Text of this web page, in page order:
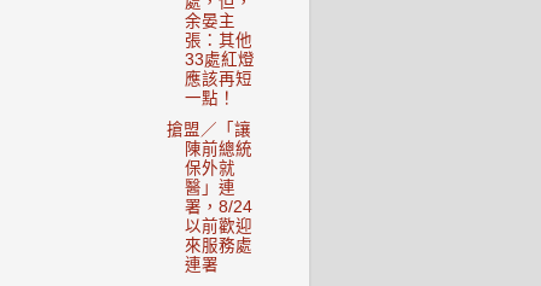
余晏主
張：其他
33處紅燈
應該再短
一點！
搶盟／「讓
陳前總統
保外就
醫」連
署，8/24
以前歡迎
來服務處
連署